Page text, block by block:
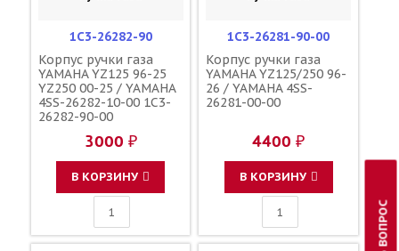
1C3-26282-90
Корпус ручки газа
YAMAHA YZ125 96-25
YZ250 00-25 / YAMAHA
4SS-26282-10-00 1C3-
26282-90-00
3000 ₽
В КОРЗИНУ
1C3-26281-90-00
Корпус ручки газа
YAMAHA YZ125/250 96-
26 / YAMAHA 4SS-
26281-00-00
4400 ₽
В КОРЗИНУ